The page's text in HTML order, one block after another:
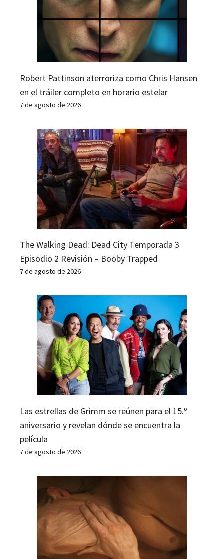
Robert Pattinson aterroriza como Chris Hansen
en el tráiler completo en horario estelar
7 de agosto de 2026
The Walking Dead: Dead City Temporada 3
Episodio 2 Revisión – Booby Trapped
7 de agosto de 2026
Las estrellas de Grimm se reúnen para el 15.º
aniversario y revelan dónde se encuentra la
película
7 de agosto de 2026